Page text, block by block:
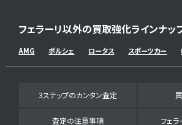
フェラーリ以外の買取強化ラインナッ
AMG ポルシェ ロータス スポーツカー
3ステップのカンタン査定
査定の注意事項 フェ